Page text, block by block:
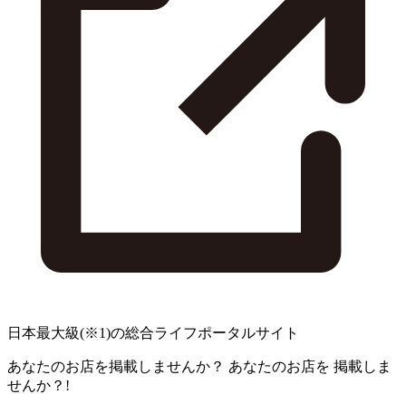
日本最大級(※1)の総合ライフポータルサイト
あなたのお店を掲載しませんか？ あなたのお店を 掲載しま
せんか？!